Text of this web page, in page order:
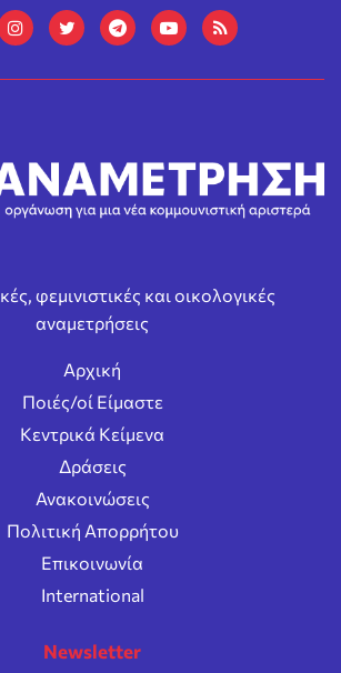
φεμινιστικές και οικολογικές
αναμετρήσεις
Αρχική
Ποιές/οί Είμαστε
Κεντρικά Κείμενα
Δράσεις
Ανακοινώσεις
Πολιτική Απορρήτου
Επικοινωνία
International
Newsletter